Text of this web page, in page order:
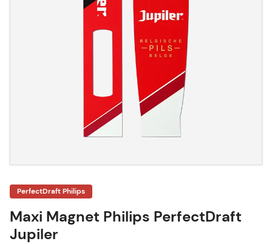
PerfectDraft Philips
Maxi Magnet Philips PerfectDraft
Jupiler